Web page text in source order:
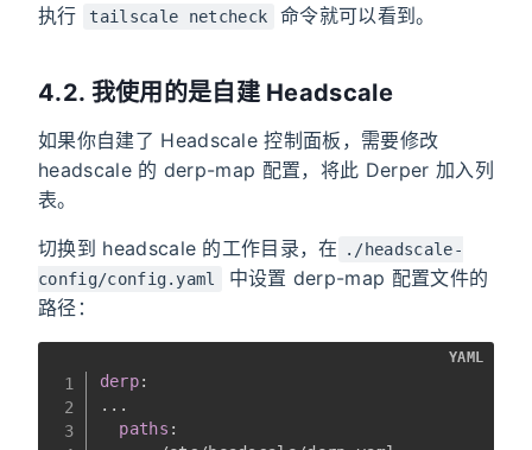
执行
tailscale netcheck 命令就可以看到。
4.2. 我使用的是自建 Headscale
如果你自建了 Headscale 控制面板，需要修改
headscale 的 derp-map 配置，将此 Derper 加入列
表。
切换到 headscale 的工作目录，在
./headscale-
config/config.yaml
中设置 derp-map 配置文件的
路径：
derp:
...
paths :
YAML